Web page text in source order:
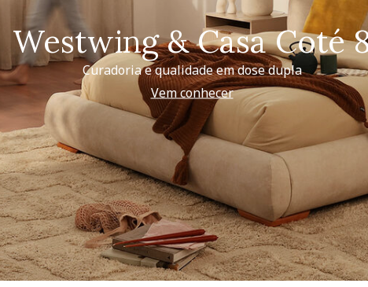
Westwing & Casa Coté
Curadoria e qualidade em dose dupla
Vem conhecer